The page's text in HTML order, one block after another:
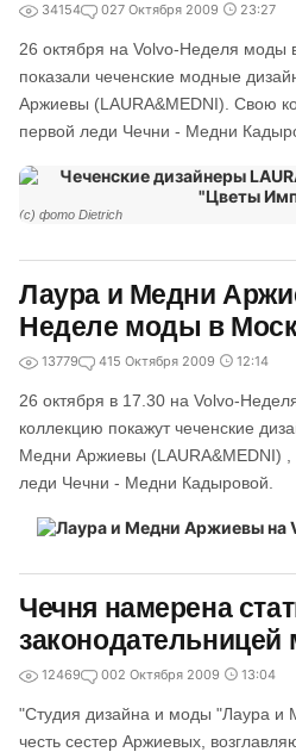
34154 027 Октября 2009 23:27
26 октября на Volvo-Неделя моды
показали чеченские модные
Аржиевы (LAURA&MEDNI). Свою
первой леди Чечни - Медни
(c) фото Dietrich
Лаура и Медни
Неделе моды в
13779 415 Октября 2009 12:14
26 октября в 17.30 на Volvo-
коллекцию покажут чеченские
Медни Аржиевы (LAURA&MEDNI) ,
леди Чечни - Медни Кадыровой.
Чечня намерена
12469 002 Октября 2009 13:04
"Студия дизайна и моды "Лаура и
честь сестер Аржиевых,